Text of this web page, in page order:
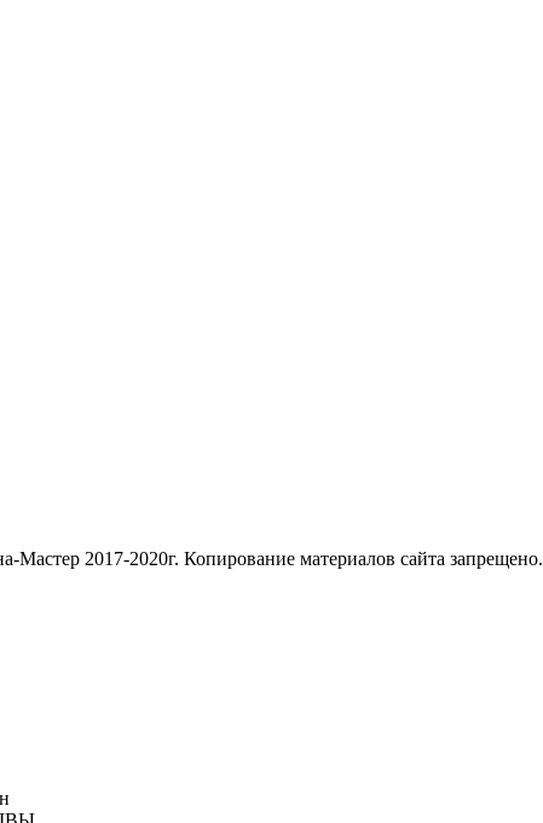
Мастер 2017-2020г. Копирование материалов сайта запрещено.